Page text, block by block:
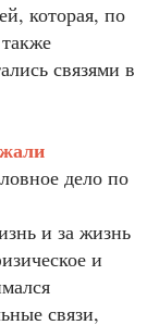
которая, по
связями в
дело по
и за жизнь
и
связи,